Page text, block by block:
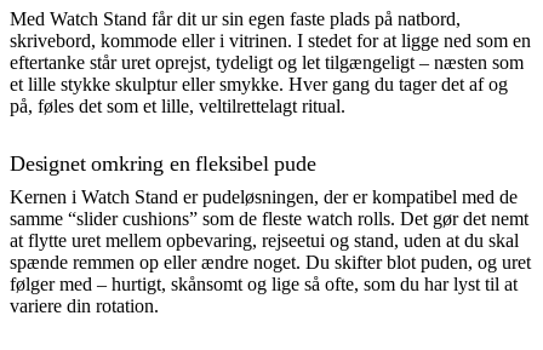
Med Watch Stand får dit ur sin egen faste plads på natbord,
skrivebord, kommode eller i vitrinen. I stedet for at ligge ned som en
eftertanke står uret oprejst, tydeligt og let tilgængeligt – næsten som
et lille stykke skulptur eller smykke. Hver gang du tager det af og
på, føles det som et lille, veltilrettelagt ritual.
Designet omkring en fleksibel pude
Kernen i Watch Stand er pudeløsningen, der er kompatibel med de
samme “slider cushions” som de fleste watch rolls. Det gør det nemt
at flytte uret mellem opbevaring, rejseetui og stand, uden at du skal
spænde remmen op eller ændre noget. Du skifter blot puden, og uret
følger med – hurtigt, skånsomt og lige så ofte, som du har lyst til at
variere din rotation.